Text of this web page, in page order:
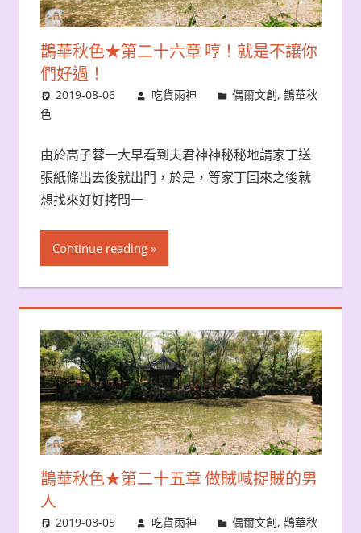
鵲華秋色★第二十六章 哼！就是不讓你
們好過！
2019-08-06 吃貨雨神 偶爾文創,鵲華秋
色
由於高子蓉一大早看到夫君神神秘秘地請家丁送
張紙條出去後就出門，於是，等家丁回來之後就
想找來好好拷問一
Continue reading
鵲華秋色★第二十五章 做賊喊捉賊的男
人
2019-08-05 吃貨雨神 偶爾文創,鵲華秋